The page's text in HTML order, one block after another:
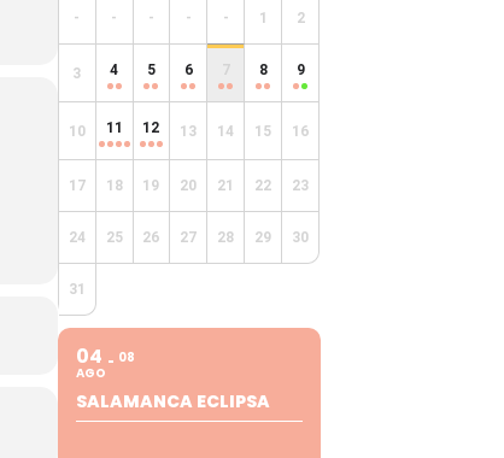
- - - - - 1 2
3 4 5 6 7 8 9
10 11 12 13 14 15 16
17 18 19 20 21 22 23
24 25 26 27 28 29 30
31
04
AGO
08
SALAMANCA ECLIPSA